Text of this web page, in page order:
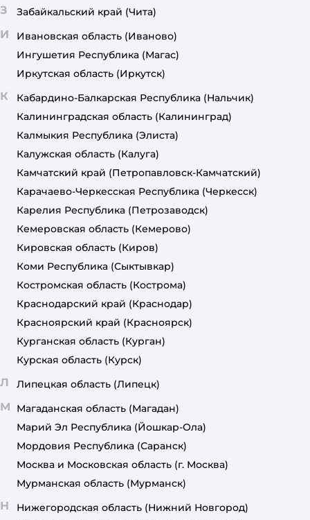
З Забайкальский край (Чита)
И Ивановская область (Иваново)
Ингушетия Республика (Магас)
Иркутская область (Иркутск)
К Кабардино-Балкарская Республика (Нальчик)
Калининградская область (Калининград)
Калмыкия Республика (Элиста)
Калужская область (Калуга)
Камчатский край (Петропавловск-Камчатский)
Карачаево-Черкесская Республика (Черкесск)
Карелия Республика (Петрозаводск)
Кемеровская область (Кемерово)
Кировская область (Киров)
Коми Республика (Сыктывкар)
Костромская область (Кострома)
Краснодарский край (Краснодар)
Красноярский край (Красноярск)
Курганская область (Курган)
Курская область (Курск)
Л Липецкая область (Липецк)
М Магаданская область (Магадан)
Марий Эл Республика (Йошкар-Ола)
Мордовия Республика (Саранск)
Москва и Московская область (г. Москва)
Мурманская область (Мурманск)
Н Нижегородская область (Нижний Новгород)